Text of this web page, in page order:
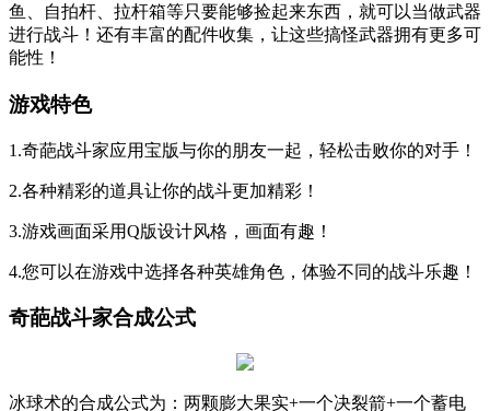
鱼、自拍杆、拉杆箱等只要能够捡起来东西，就可以当做武器
进行战斗！还有丰富的配件收集，让这些搞怪武器拥有更多可
能性！
游戏特色
1.奇葩战斗家应用宝版与你的朋友一起，轻松击败你的对手！
2.各种精彩的道具让你的战斗更加精彩！
3.游戏画面采用Q版设计风格，画面有趣！
4.您可以在游戏中选择各种英雄角色，体验不同的战斗乐趣！
奇葩战斗家合成公式
冰球术的合成公式为：两颗膨大果实+一个决裂箭+一个蓄电